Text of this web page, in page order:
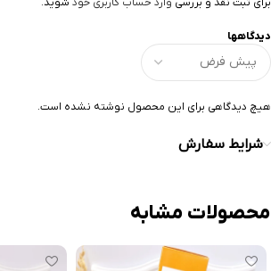
دیدگاهها
هیچ دیدگاهی برای این محصول نوشته نشده است.
شرایط سفارش
محصولات مشابه